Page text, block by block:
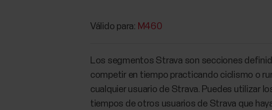
Válido para: M460
Los segmentos Strava son secciones
competir en tiempo practicando ciclismo o
cualquier usuario de Strava. Puedes utilizar
tiempos de otros usuarios de Strava que